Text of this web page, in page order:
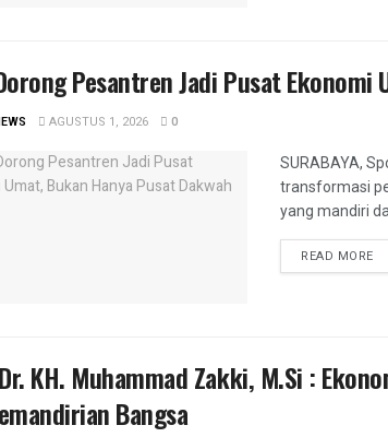
Pesantren Jadi Pusat
AGUSTUS 1, 2026 0
SURABAYA,
transformasi
yang mandiri
READ MORE
KH. Muhammad Zakki, M.Si :
Bangsa